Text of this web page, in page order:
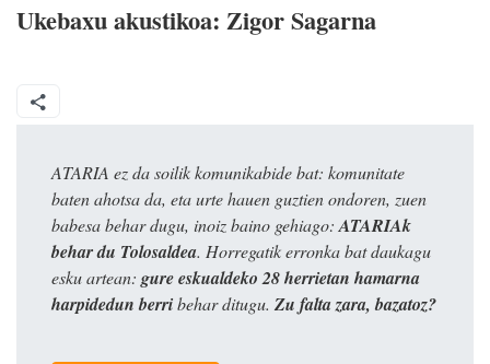
Ukebaxu akustikoa: Zigor Sagarna
ATARIA ez da soilik komunikabide bat: komunitate
baten ahotsa da, eta urte hauen guztien ondoren, zuen
babesa behar dugu, inoiz baino gehiago: ATARIAk
behar du Tolosaldea. Horregatik erronka bat daukagu
esku artean: gure eskualdeko 28 herrietan hamarna
harpidedun berribehar ditugu. Zu falta zara, bazatoz?